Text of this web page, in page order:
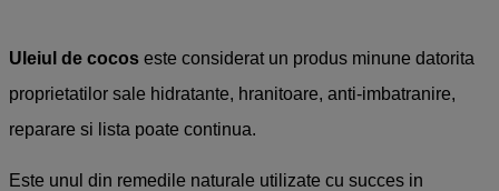
Uleiul de cocos este considerat un produs minune datorita
proprietatilor sale hidratante, hranitoare, anti-imbatranire,
reparare si lista poate continua.
Este unul din remedile naturale utilizate cu succes in